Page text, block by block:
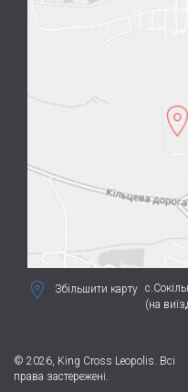
Збільшити карту
(на
© 2026, King Cross Leopolis. Всі
права застережені.